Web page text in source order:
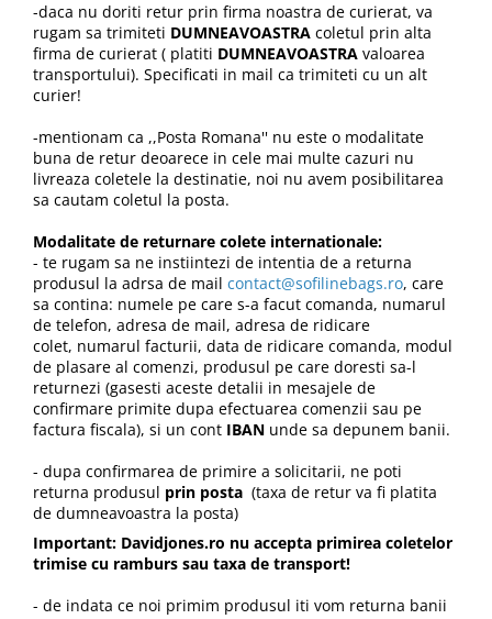
-daca nu doriti retur prin firma noastra de curierat, va
rugam sa trimiteti DUMNEAVOASTRA coletul prin alta
firma de curierat ( platiti DUMNEAVOASTRA valoarea
transportului). Specificati in mail ca trimiteti cu un alt
curier!
-mentionam ca ,,Posta Romana'' nu este o modalitate
buna de retur deoarece in cele mai multe cazuri nu
livreaza coletele la destinatie, noi nu avem posibilitarea
sa cautam coletul la posta.
Modalitate de returnare colete internationale:
- te rugam sa ne instiintezi de intentia de a returna
produsul la adrsa de mail contact@sofilinebags.ro, care
sa contina: numele pe care s-a facut comanda, numarul
de telefon, adresa de mail, adresa de ridicare
colet, numarul facturii, data de ridicare comanda, modul
de plasare al comenzi, produsul pe care doresti sa-l
returnezi (gasesti aceste detalii in mesajele de
confirmare primite dupa efectuarea comenzii sau pe
factura fiscala), si un cont IBAN unde sa depunem banii.
- dupa confirmarea de primire a solicitarii, ne poti
returna produsul prin posta (taxa de retur va fi platita
de dumneavoastra la posta)
Important: Davidjones.ro nu accepta primirea coletelor
trimise cu ramburs sau taxa de transport!
- de indata ce noi primim produsul iti vom returna banii